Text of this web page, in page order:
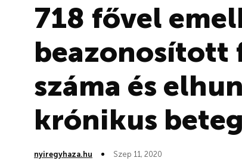
718 fővel
száma és
krónikus beteg
nyiregyhaza.hu Szep 11, 2020